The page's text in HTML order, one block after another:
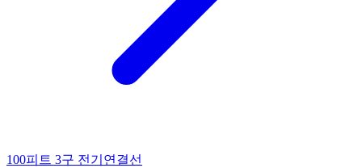
100피트 3구 전기연결선